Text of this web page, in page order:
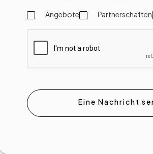
Angebote Partnerschaften